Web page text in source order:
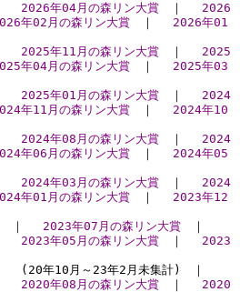
2026年04月の森リン大賞 ｜ 2026
年02月の森リン大賞 ｜ 2026年01
2025年11月の森リン大賞 ｜ 2025
年04月の森リン大賞 ｜ 2025年03
2025年01月の森リン大賞 ｜ 2024
年11月の森リン大賞 ｜ 2024年10
2024年08月の森リン大賞 ｜ 2024
年06月の森リン大賞 ｜ 2024年05
2024年03月の森リン大賞 ｜ 2024
年01月の森リン大賞 ｜ 2023年12
) ｜ 2023年07月の森リン大賞 ｜
2023年05月の森リン大賞 ｜ 2023
(20年10月～23年2月未集計) ｜
2020年08月の森リン大賞 ｜ 2020